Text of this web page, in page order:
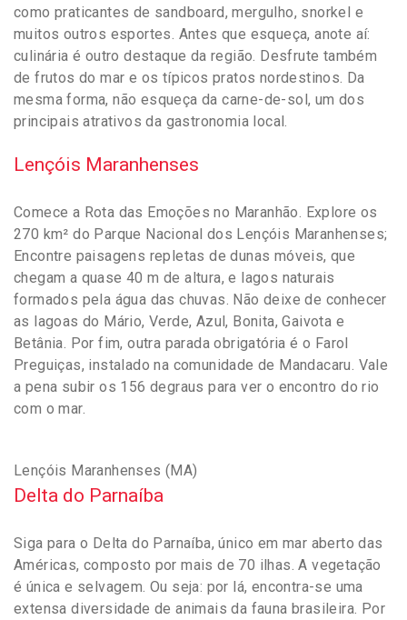
como praticantes de sandboard, mergulho, snorkel e
muitos outros esportes. Antes que esqueça, anote aí:
culinária é outro destaque da região. Desfrute também
de frutos do mar e os típicos pratos nordestinos. Da
mesma forma, não esqueça da carne-de-sol, um dos
principais atrativos da gastronomia local.
Lençóis Maranhenses
Comece a Rota das Emoções no Maranhão. Explore os
270 km² do Parque Nacional dos Lençóis Maranhenses;
Encontre paisagens repletas de dunas móveis, que
chegam a quase 40 m de altura, e lagos naturais
formados pela água das chuvas. Não deixe de conhecer
as lagoas do Mário, Verde, Azul, Bonita, Gaivota e
Betânia. Por fim, outra parada obrigatória é o Farol
Preguiças, instalado na comunidade de Mandacaru. Vale
a pena subir os 156 degraus para ver o encontro do rio
com o mar.
Lençóis Maranhenses (MA)
Delta do Parnaíba
Siga para o Delta do Parnaíba, único em mar aberto das
Américas, composto por mais de 70 ilhas. A vegetação
é única e selvagem. Ou seja: por lá, encontra-se uma
extensa diversidade de animais da fauna brasileira. Por